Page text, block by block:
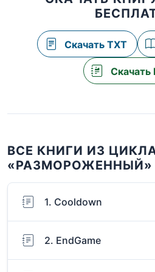
Скачать TXT
Скачать
ВСЕ КНИГИ ИЗ
«РАЗМОРОЖЕННЫЙ»
1. Cooldown
2. EndGame